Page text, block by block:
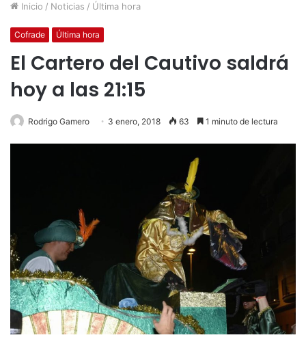
Inicio / Noticias / Última hora
Cofrade Última hora
El Cartero del Cautivo saldrá
hoy a las 21:15
Rodrigo Gamero 3 enero, 2018 63 1 minuto de lectura